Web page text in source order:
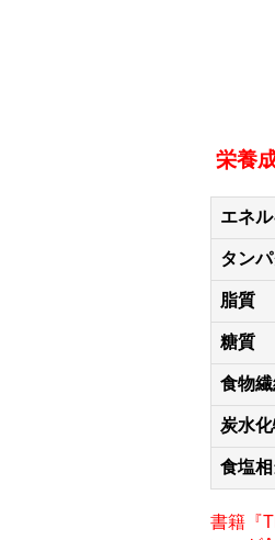
栄養
エネ
タン
脂質
糖質
食物
炭水
食塩
書籍『